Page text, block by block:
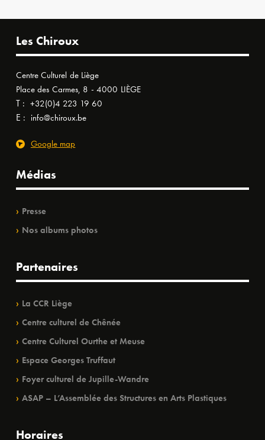
Les Chiroux
Centre Culturel de Liège
Place des Carmes, 8 - 4000 LIÈGE
T : +32(0)4 223 19 60
E : info@chiroux.be
Google map
Médias
Presse
Nos albums photos
Partenaires
La CCR Liège
Centre culturel de Chênée
Centre Culturel Ourthe et Meuse
Espace Georges Truffaut
Foyer culturel de Jupille-Wandre
ASAP – L’Assemblée des Structures en Arts Plastiques
Horaires